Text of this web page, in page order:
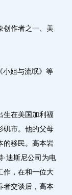
作者之一、美
姐与流氓》等
生在美国加利福
矶市。他的父母
的移民。高本岩
·迪斯尼公司为电
作，在和一位大
者交谈后，高本